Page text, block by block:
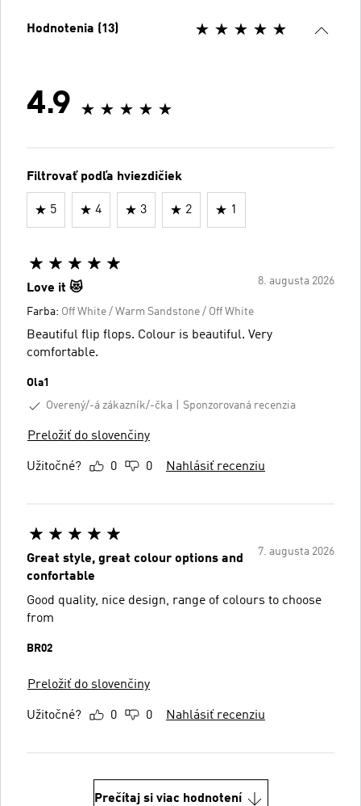
Hodnotenia (13)
4.9
Filtrovať podľa hviezdičiek
5 4 3 2 1
8. augusta 2026
Love it 😻
Farba: Off White / Warm Sandstone / Off White
Beautiful flip flops. Colour is beautiful. Very
comfortable.
Ola1
Overený/-á zákazník/-čka
Sponzorovaná recenzia
Preložiť do slovenčiny
Užitočné? 0 0 Nahlásiť recenziu
7. augusta 2026
Great style, great colour options and
confortable
Good quality, nice design, range of colours to choose
from
BR02
Preložiť do slovenčiny
Užitočné? 0 0 Nahlásiť recenziu
Prečítaj si viac hodnotení